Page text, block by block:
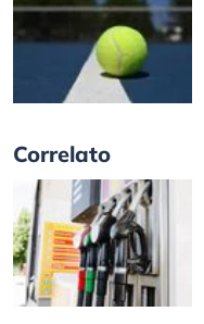
Correlato